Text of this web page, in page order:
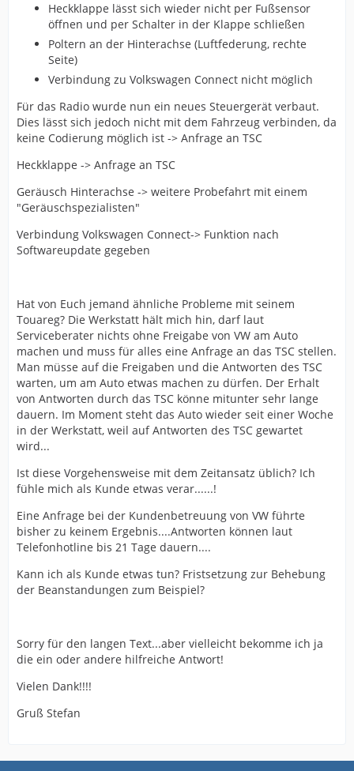
Heckklappe lässt sich wieder nicht per Fußsensor
öffnen und per Schalter in der Klappe schließen
Poltern an der Hinterachse (Luftfederung, rechte
Seite)
Verbindung zu Volkswagen Connect nicht möglich
Für das Radio wurde nun ein neues Steuergerät verbaut.
Dies lässt sich jedoch nicht mit dem Fahrzeug verbinden, da
keine Codierung möglich ist -> Anfrage an TSC
Heckklappe -> Anfrage an TSC
Geräusch Hinterachse -> weitere Probefahrt mit einem
"Geräuschspezialisten"
Verbindung Volkswagen Connect-> Funktion nach
Softwareupdate gegeben
Hat von Euch jemand ähnliche Probleme mit seinem
Touareg? Die Werkstatt hält mich hin, darf laut
Serviceberater nichts ohne Freigabe von VW am Auto
machen und muss für alles eine Anfrage an das TSC stellen.
Man müsse auf die Freigaben und die Antworten des TSC
warten, um am Auto etwas machen zu dürfen. Der Erhalt
von Antworten durch das TSC könne mitunter sehr lange
dauern. Im Moment steht das Auto wieder seit einer Woche
in der Werkstatt, weil auf Antworten des TSC gewartet
wird...
Ist diese Vorgehensweise mit dem Zeitansatz üblich? Ich
fühle mich als Kunde etwas verar......!
Eine Anfrage bei der Kundenbetreuung von VW führte
bisher zu keinem Ergebnis....Antworten können laut
Telefonhotline bis 21 Tage dauern....
Kann ich als Kunde etwas tun? Fristsetzung zur Behebung
der Beanstandungen zum Beispiel?
Sorry für den langen Text...aber vielleicht bekomme ich ja
die ein oder andere hilfreiche Antwort!
Vielen Dank!!!!
Gruß Stefan